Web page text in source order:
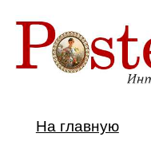
На главную